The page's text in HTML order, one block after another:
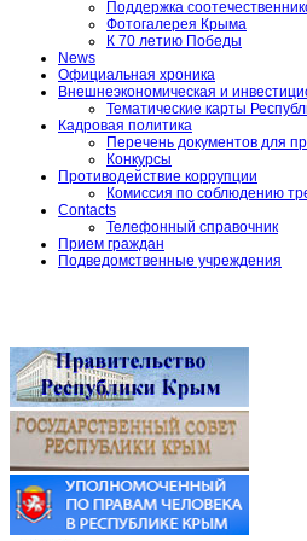
Поддержка
Фотогалерея Крыма
К 70 летию Победы
News
Официальная хроника
Внешнеэкономическая и
Тематические карты
Кадровая политика
Перечень документов для
Конкурсы
Противодействие коррупции
Комиссия по соблюдению
Contacts
Телефонный справочник
Прием граждан
Подведомственные учреждения